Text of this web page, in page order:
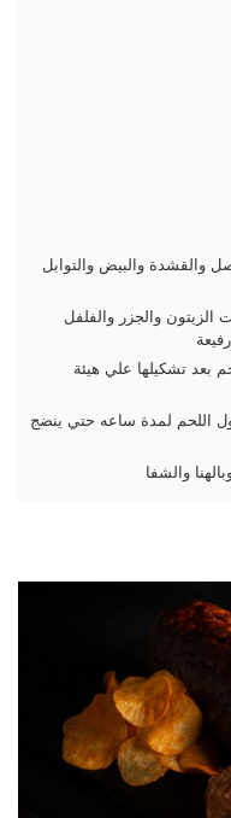
والقشدة والبيض والتوابل
الزيتون والجزر والفلفل
بعد تشكيلها علي هيئة
اللحم لمدة ساعه حتي ينضج
والشفا